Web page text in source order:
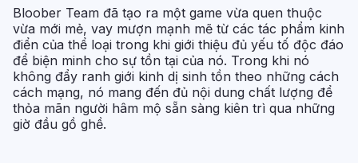
Bloober Team đã tạo ra một game vừa quen thuộc
vừa mới mẻ, vay mượn mạnh mẽ từ các tác phẩm kinh
điển của thể loại trong khi giới thiệu đủ yếu tố độc đáo
để biện minh cho sự tồn tại của nó. Trong khi nó
không đẩy ranh giới kinh dị sinh tồn theo những cách
cách mạng, nó mang đến đủ nội dung chất lượng để
thỏa mãn người hâm mộ sẵn sàng kiên trì qua những
giờ đầu gồ ghề.